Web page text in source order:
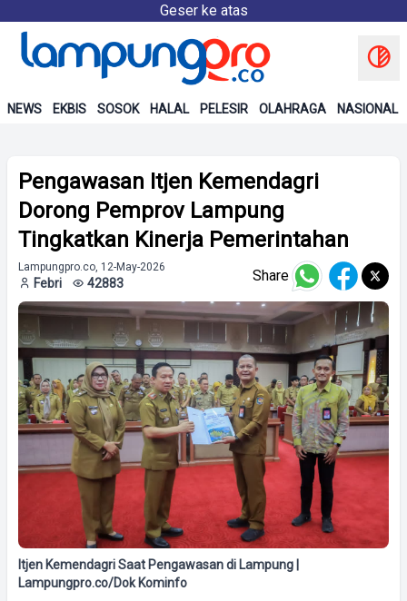
Geser ke atas
NEWS EKBIS SOSOK HALAL PELESIR OLAHRAGA NASIONAL
Pengawasan Itjen Kemendagri
Dorong Pemprov Lampung
Tingkatkan Kinerja Pemerintahan
Lampungpro.co, 12-May-2026
Febri 42883 Share
Itjen Kemendagri Saat Pengawasan di Lampung |
Lampungpro.co/Dok Kominfo